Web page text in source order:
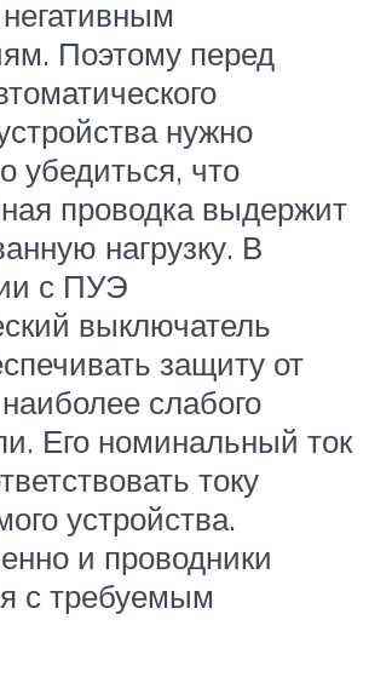
Поэтому перед
нужно
убедиться, что
проводка выдержит
нагрузку. В
с ПУЭ
выключатель
защиту от
слабого
Его номинальный ток
току
устройства.
и проводники
с требуемым